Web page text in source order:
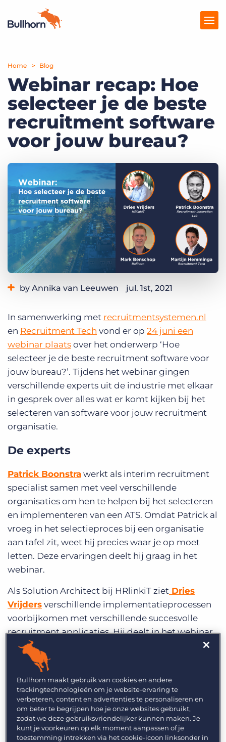
Producten
Prijzen
Kennisbank
Marketplace
Vraag een demo aan Inloggen
Home Blog
Webinar recap: Hoe
selecteer je de beste
recruitment software
voor jouw bureau?
by Annika van Leeuwen jul. 1st, 2021
In samenwerking met recruitmentsystemen.nl
en Recruitment Tech vond er op 24 juni een
webinar plaats over het onderwerp ‘Hoe
selecteer je de beste recruitment software voor
jouw bureau?’. Tijdens het webinar gingen
verschillende experts uit de industrie met elkaar
in gesprek over alles wat er komt kijken bij het
selecteren van software voor jouw recruitment
organisatie.
De experts
Patrick Boonstra werkt als interim recruitment
specialist samen met veel verschillende
organisaties om hen te helpen bij het selecteren
en implementeren van een ATS. Omdat Patrick al
vroeg in het selectieproces bij een organisatie
aan tafel zit, weet hij precies waar je op moet
letten. Deze ervaringen deelt hij graag in het
webinar.
Als Solution Architect bij HRlinkiT ziet Dries
Vrijders verschillende implementatieprocessen
voorbijkomen met verschillende succesvolle
recruitment applicaties. Hij deelt in het webinar
graag waar je op moet letten tijdens een
selectieproces met oog op de doelstellingen van
de organisatie.
Account Executive Mark Benschopis continu in
gesprek met veel verschillende
recruitmentbureaus over hun bestaande
processen in hun huidige IT-landschap en
Bullhorn maakt gebruik van cookies en andere
trackingtechnologieën om je website-ervaring te
verbeteren, content en advertenties te personaliseren en
om beter te begrijpen hoe je onze websites gebruikt,
zodat we deze gebruiksvriendelijker kunnen maken. Je
kunt je voorkeuren op elk moment aanpassen of je
toestemming intrekken via het cookie-icoon linksonder in